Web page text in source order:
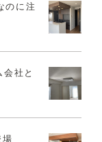
のに注
社と